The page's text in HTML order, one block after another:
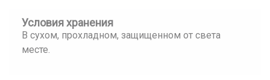
Условия хранения
В сухом, прохладном, защищенном от света
месте.